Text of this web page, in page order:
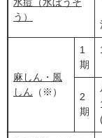
う）
麻しん・風
しん （※）
1
期
2
期